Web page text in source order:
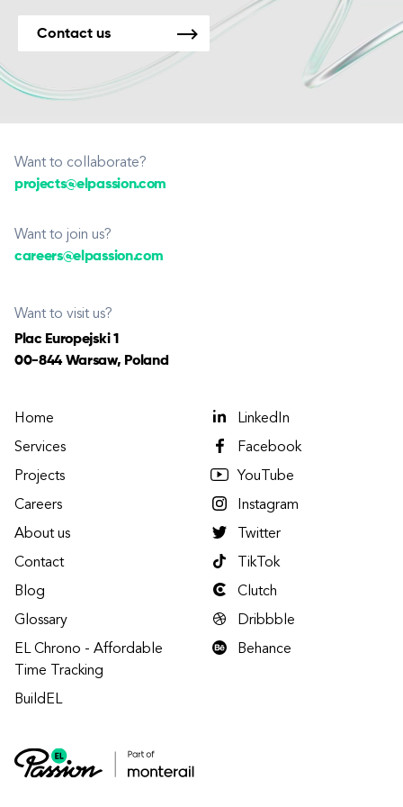
Contact us
Want to collaborate?
projects@elpassion.com
Want to join us?
careers@elpassion.com
Want to visit us?
Plac Europejski 1
00-844 Warsaw, Poland
Home
Services
Projects
Careers
About us
Contact
Blog
Glossary
EL Chrono - Affordable
Time Tracking
BuildEL
LinkedIn
Facebook
YouTube
Instagram
Twitter
TikTok
Clutch
Dribbble
Behance